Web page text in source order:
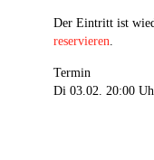
Der Eintritt ist
reservieren.
Termin
Di 03.02. 20:00